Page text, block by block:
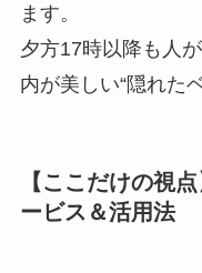
ます。
夕方17時以降も人
内が美しい“隠れた
【ここだけの視
ービス＆活用法